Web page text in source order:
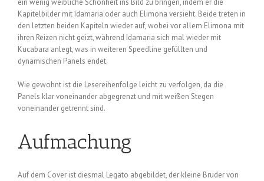
Kapitelbilder mit Idamaria oder auch Elimona versieht. Beide treten in
den letzten beiden Kapiteln wieder auf, wobei vor allem Elimona mit
ihren Reizen nicht geizt, während Idamaria sich mal wieder mit
Kucabara anlegt, was in weiteren Speedline gefüllten und
dynamischen Panels endet.
Wie gewohnt ist die Lesereihenfolge leicht zu verfolgen, da die
Panels klar voneinander abgegrenzt und mit weißen Stegen
voneinander getrennt sind.
Aufmachung
Auf dem Cover ist diesmal Legato abgebildet, der kleine Bruder von